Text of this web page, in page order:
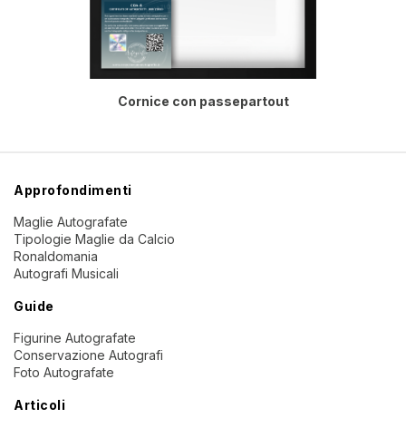
Cornice con passepartout
Approfondimenti
Maglie Autografate
Tipologie Maglie da Calcio
Ronaldomania
Autografi Musicali
Guide
Figurine Autografate
Conservazione Autografi
Foto Autografate
Articoli